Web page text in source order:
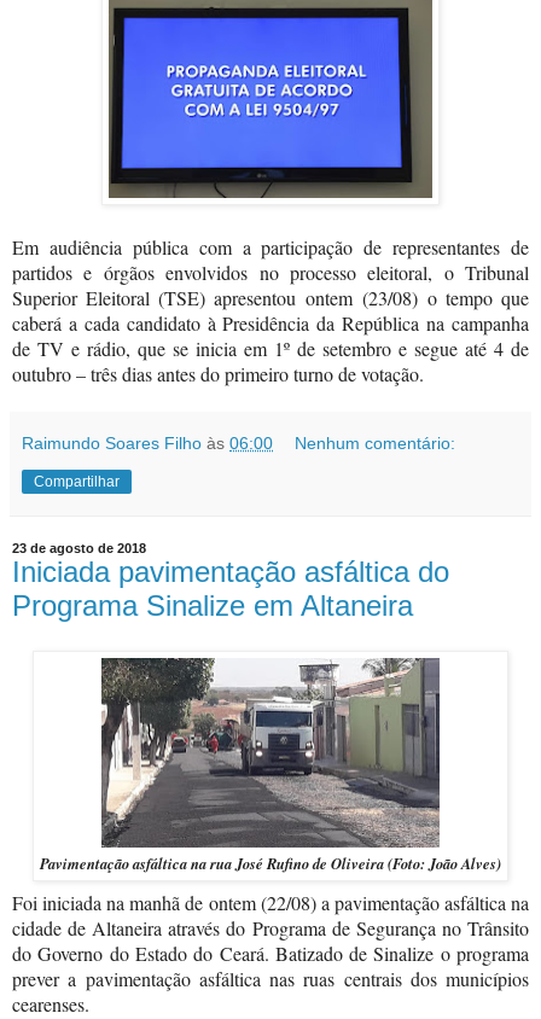
Em audiência pública com a participação de representantes de
partidos e órgãos envolvidos no processo eleitoral, o Tribunal
Superior Eleitoral (TSE) apresentou ontem (23/08)o tempo que
caberá a cada candidato à Presidência da República na campanha
de TV e rádio, que se inicia em 1º de setembro e segue até 4 de
outubro – três dias antes do primeiro turno de votação.
Raimundo Soares Filho às 06:00 Nenhum comentário:
Compartilhar
23 de agosto de 2018
Iniciada pavimentação asfáltica do
Programa Sinalize em Altaneira
Pavimentação asfáltica na rua José Rufino de Oliveira (Foto: João Alves)
Foi iniciada na manhã de ontem (22/08) a pavimentação asfáltica na
cidade de Altaneira através do Programa de Segurança no Trânsito
do Governo do Estado do Ceará. Batizado de Sinalize o programa
prever a pavimentação asfáltica nas ruas centrais dos municípios
cearenses.